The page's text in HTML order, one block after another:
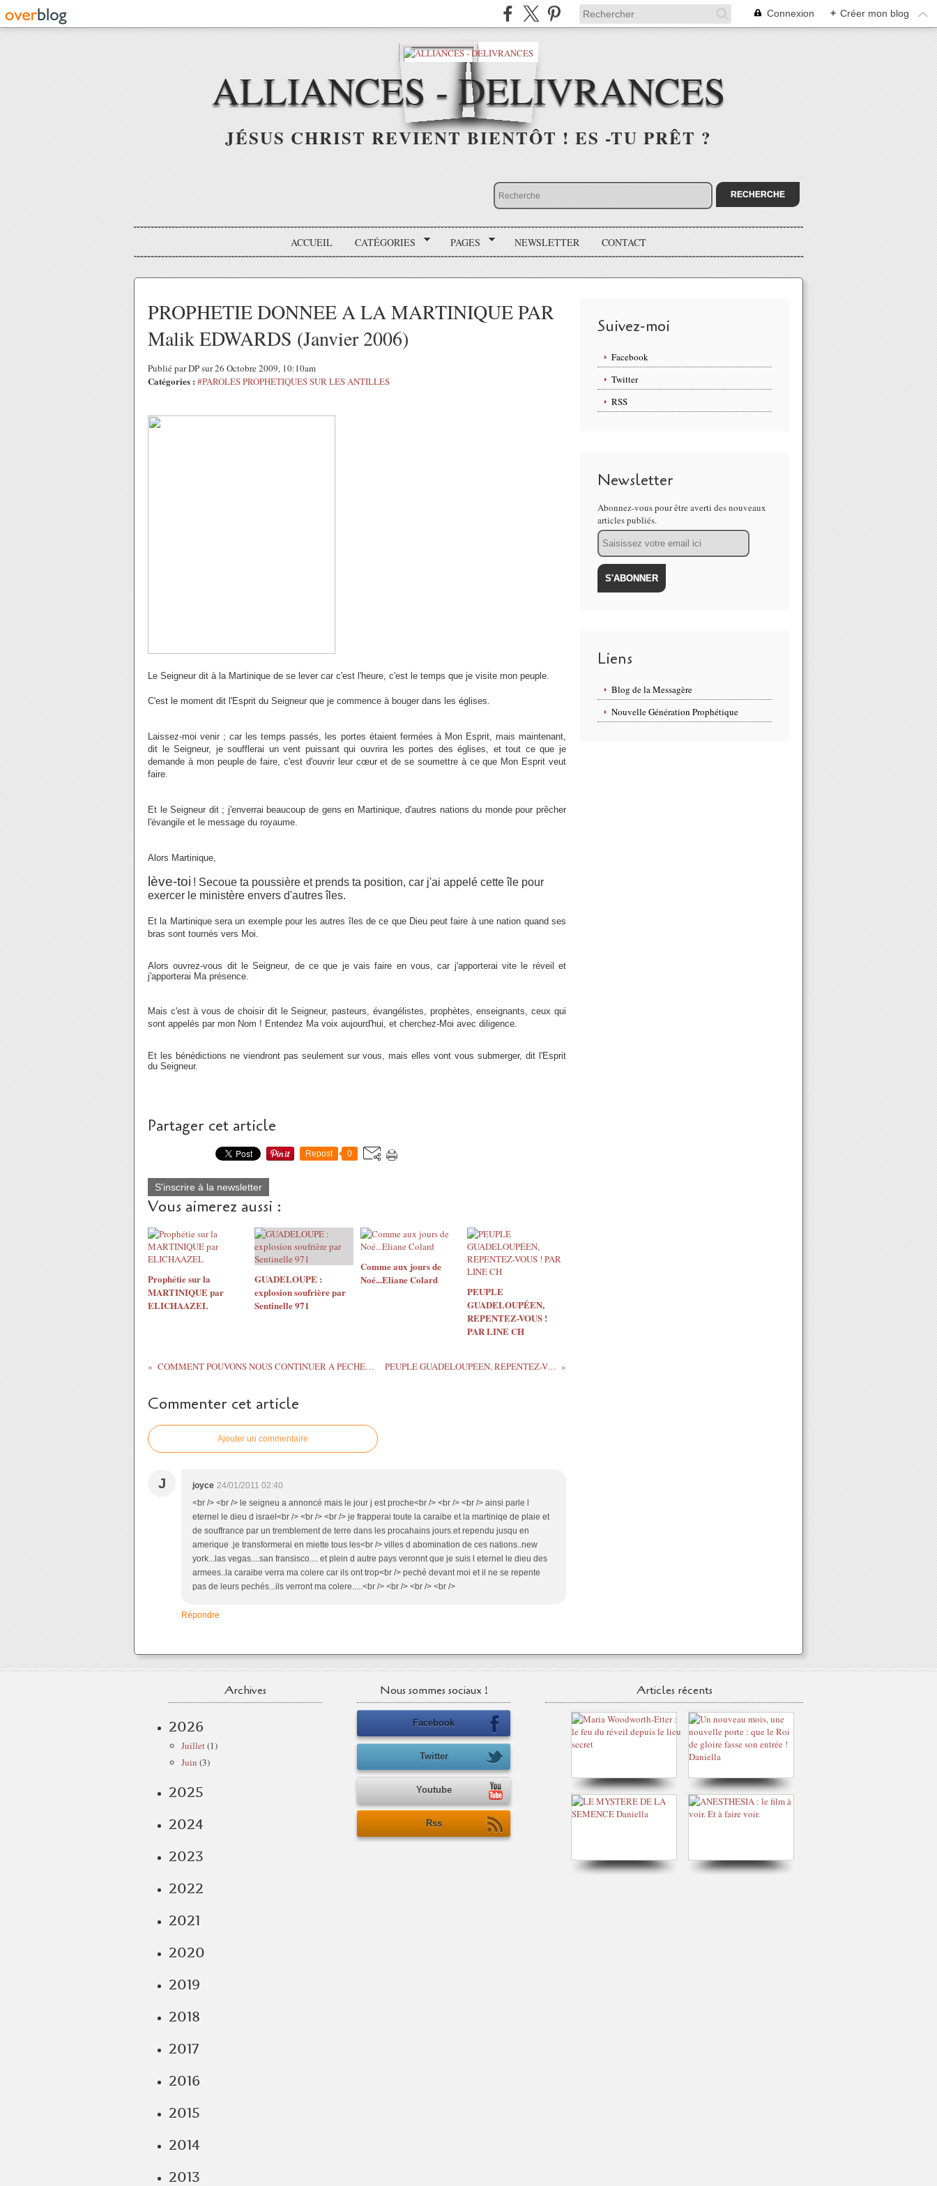
Connexion + Créer mon blog
ALLIANCES - DELIVRANCES
JÉSUS CHRIST REVIENT BIENTÔT ! ES -TU PRÊT ?
ACCUEIL CATÉGORIES PAGES NEWSLETTER CONTACT
PROPHETIE DONNEE A LA MARTINIQUE PAR
Malik EDWARDS (Janvier 2006)
Publié par DP sur 26 Octobre 2009, 10:10am
Catégories : #PAROLES PROPHETIQUES SUR LES ANTILLES
Le Seigneur dit à la Martinique de se lever car c'est l'heure, c'est le temps que je visite mon peuple.
C'est le moment dit l'Esprit du Seigneur que je commence à bouger dans les églises.
Laissez-moi venir ; car les temps passés, les portes étaient fermées à Mon Esprit, mais maintenant,
dit le Seigneur, je soufflerai un vent puissant qui ouvrira les portes des églises, et tout ce que je
demande à mon peuple de faire, c'est d'ouvrir leur cœur et de se soumettre à ce que Mon Esprit veut
faire.
Et le Seigneur dit ; j'enverrai beaucoup de gens en Martinique, d'autres nations du monde pour prêcher
l'évangile et le message du royaume.
Alors Martinique,
lève-toi ! Secoue ta poussière et prends ta position, car j'ai appelé cette île pour
exercer le ministère envers d'autres îles.
Et la Martinique sera un exemple pour les autres îles de ce que Dieu peut faire à une nation quand ses
bras sont tournés vers Moi.
Alors ouvrez-vous dit le Seigneur, de ce que je vais faire en vous, car j'apporterai vite le réveil et
j'apporterai Ma présence.
Mais c'est à vous de choisir dit le Seigneur, pasteurs, évangélistes, prophètes, enseignants, ceux qui
sont appelés par mon Nom ! Entendez Ma voix aujourd'hui, et cherchez-Moi avec diligence.
Et les bénédictions ne viendront pas seulement sur vous, mais elles vont vous submerger, dit l'Esprit
du Seigneur.
Partager cet article
Repost 0
S'inscrire à la newsletter
Vous aimerez aussi :
Prophétie sur la
MARTINIQUE par
ELICHAAZEL
GUADELOUPE :
explosion soufrière par
Sentinelle 971
Comme aux jours de
Noé...Eliane Colard
PEUPLE
GUADELOUPÉEN,
REPENTEZ-VOUS !
PAR LINE CH
COMMENT POUVONS NOUS CONTINUER A PECHER ? PAR D. WILKERSON PEUPLE GUADELOUPÉEN, REPENTEZ-VOUS ! PAR LINE CH
Commenter cet article
Ajouter un commentaire
J joyce 24/01/2011 02:40
<br /> <br /> le seigneu a annoncé mais le jour j est proche<br /> <br /> <br /> ainsi parle l
eternel le dieu d israel<br /> <br /> <br /> je frapperai toute la caraibe et la martiniqe de plaie et
de souffrance par un tremblement de terre dans les procahains jours.et rependu jusqu en
amerique .je transformerai en miette tous les<br /> villes d abomination de ces nations..new
york...las vegas....san fransisco.... et plein d autre pays veronnt que je suis l eternel le dieu des
armees..la caraibe verra ma colere car ils ont trop<br /> peché devant moi et il ne se repente
pas de leurs pechés...ils verront ma colere.....<br /> <br /> <br /> <br />
Répondre
Suivez-moi
Facebook
Twitter
RSS
Newsletter
Abonnez-vous pour être averti des nouveaux
articles publiés.
Email
Liens
Blog de la Messagère
Nouvelle Génération Prophétique
Archives
2026
Juillet(1)
Juin (3)
2025
2024
2023
2022
2021
2020
2019
2018
2017
2016
2015
2014
2013
Nous sommes sociaux !
Facebook
Twitter
Youtube
Rss
Articles récents